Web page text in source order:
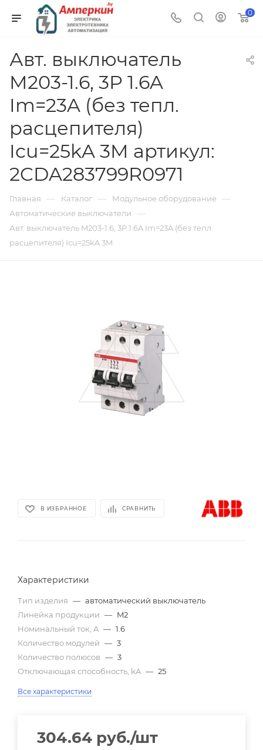
0
Авт. выключатель
M203-1.6, 3P 1.6A
Im=23A (без тепл.
расцепителя)
Icu=25kA 3M артикул:
2CDA283799R0971
Главная — Каталог — Модульное оборудование —
Автоматические выключатели —
Авт. выключатель M203-1.6, 3P 1.6A Im=23A (без тепл.
расцепителя) Icu=25kA 3M
В ИЗБРАННОЕ СРАВНИТЬ
Характеристики
Тип изделия — автоматический выключатель
Линейка продукции — M2
Номинальный ток, A — 1.6
Количество модулей — 3
Количество полюсов — 3
Отключающая способность, kA — 25
Все характеристики
304.64 руб./шт